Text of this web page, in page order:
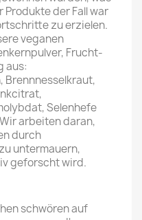
der Fall war
zu erzielen.
veganen
Frucht-
aus:
Brennnesselkraut,
Selenhefe
arbeiten daran,
durch
untermauern,
geforscht wird.
schwören auf